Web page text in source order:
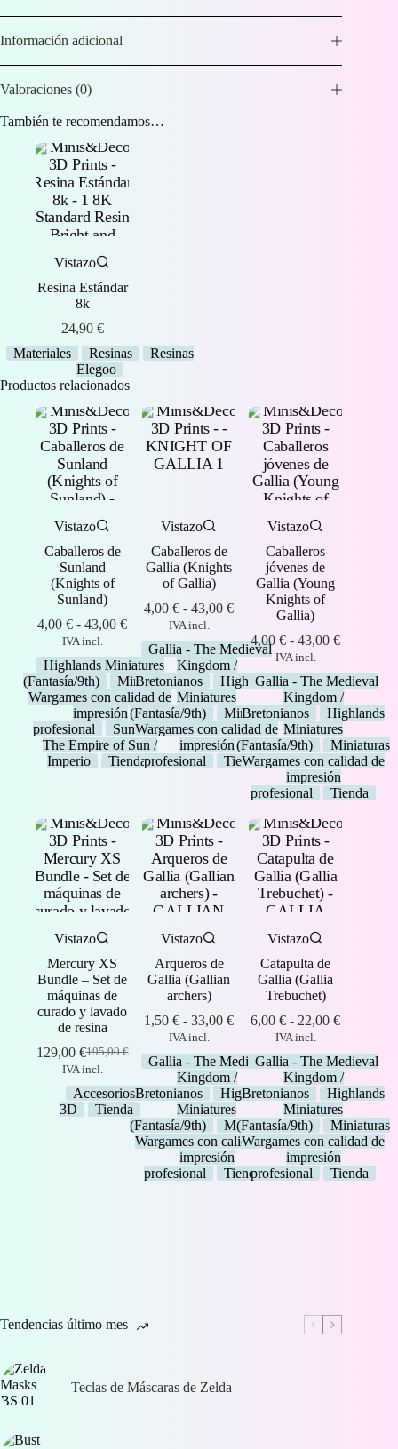
Información adicional
Valoraciones (0)
También te recomendamos…
Vistazo
Resina Estándar
8k
24,90 €
Materiales
Resinas
Resinas
Elegoo
Productos relacionados
Vistazo
Caballeros de
Sunland
(Knights of
Sunland)
4,00€ - 43,00€Rango
precios:
desde
4,00 €
hasta
43,00 €
IVA incl.
Highlands Miniatures
(Fantasía/9th)
Miniaturas
Wargames con calidad de
impresión
profesional
Sunland -
The Empire of Sun /
Imperio
Tienda
Vistazo
Caballeros de
Gallia (Knights
of Gallia)
4,00€ - 43,00€Rango
precios:
desde
4,00 €
hasta
43,00 €
IVA incl.
Gallia - The Medieval
Kingdom /
Bretonianos
Highlands
Miniatures
(Fantasía/9th)
Miniaturas
Wargames con calidad de
impresión
profesional
Tienda
Vistazo
Caballeros
jóvenes de
Gallia (Young
Knights of
Gallia)
4,00€ - 43,00€Rango
precios:
desde
4,00 €
hasta
43,00 €
IVA incl.
Gallia - The Medieval
Kingdom /
Bretonianos
Highlands
Miniatures
(Fantasía/9th)
Miniaturas
Wargames con calidad de
impresión
profesional
Tienda
Vistazo
Mercury XS
Bundle – Set de
máquinas de
curado y lavado
de resina
195,00€
El
precio
original
era:
195,00 €.
129,00 €El
precio
actual
es:
129,00 €.
IVA incl.
Accesorios
3D
Tienda
Vistazo
Arqueros de
Gallia (Gallian
archers)
1,50€ - 33,00€Rango
precios:
desde
1,50 €
hasta
33,00 €
IVA incl.
Gallia - The Medieval
Kingdom /
Bretonianos
Highlands
Miniatures
(Fantasía/9th)
Miniaturas
Wargames con calidad de
impresión
profesional
Tienda
Vistazo
Catapulta de
Gallia (Gallia
Trebuchet)
6,00€ - 22,00€Rango
precios:
desde
6,00 €
hasta
22,00 €
IVA incl.
Gallia - The Medieval
Kingdom /
Bretonianos
Highlands
Miniatures
(Fantasía/9th)
Miniaturas
Wargames con calidad de
impresión
profesional
Tienda
Tendencias último mes
Teclas de Máscaras de Zelda